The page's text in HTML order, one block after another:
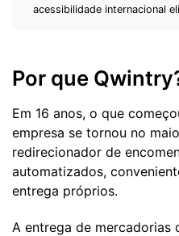
acessibilidade internacional
Por que
Em 16 anos, o que
empresa se tornou no
redirecionador de
automatizados,
entrega próprios.
A entrega de mercadorias